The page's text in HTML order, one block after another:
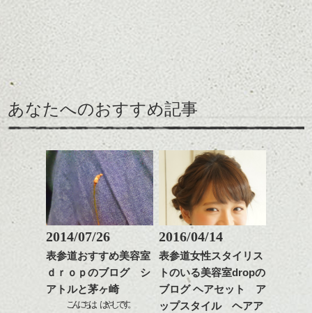
カラーリングとの組み合
わせで質感に変化をつけ
ながら楽しむ事ができる
とても良いところです。
ダークトーンの色味でク
ールに演出するのもおす
すめですよ。
ナチュラルなトーンの色
で柔らかさをプラスする
のも良いですね。
またクセ毛の方は質感調
整のストレートパーマで
髪質改善すると
更に扱いやすくなるので
おすすめです。
いつものスタイリングが
ドライした後オイルやワ
ックスをなじませるだけ
ナチュラルなベージュカ
ラーで全体にツヤと透明
感をプラスして
質感も綺麗に見せやす
く。
スタイリング方法は全体
をドライした後、
ワックスとオイルを混ぜ
ながらもみこみ、なじま
せます。
質感をかるくととのえな
がら耳かけアレンジする
のも良い感じです。
これからのスタイルチェ
ンジ、似合うカラーリン
グの事やお手入れ方法な
ど
是非なんでもご相談して
下さいね。
ェイスラインのデザイン
ですっきりした印象にな
ンパクトになるようにす
るのが良い感じです。
ベージュ系等の肌を綺麗
に見せる効果のあるカラ
ーリングをプラスして透
いろんなシーンに雰囲気
をだしやすくスタイリン
グも簡単で良いので朝の
そんなショートカット。
軽めの前髪で透け感を演
出できるので、
この時期とてもおすすめ
ですよ。
ナチュラルなベージュカ
ラーで全体にツヤと透明
感をプラスして
質感も綺麗に見せやす
をドライした後、
ワックスとオイルを混ぜ
ながらもみこみ、なじま
せます。
あなたへのおすすめ記事
2014/07/26
表参道おすすめ美容室
ｄｒｏｐのブログ シ
アトルと茅ヶ崎
こんにちは、はやしです。
2016/04/14
表参道女性スタイリス
トのいる美容室dropの
ブログ ヘアセット ア
ップスタイル ヘアア